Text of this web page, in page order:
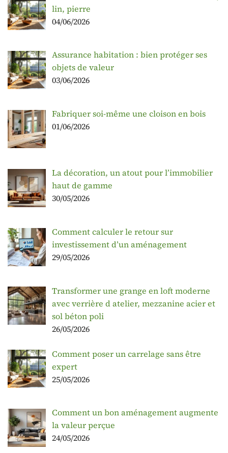
lin, pierre
04/06/2026
Assurance habitation : bien protéger ses
objets de valeur
03/06/2026
Fabriquer soi-même une cloison en bois
01/06/2026
La décoration, un atout pour l’immobilier
haut de gamme
30/05/2026
Comment calculer le retour sur
investissement d’un aménagement
29/05/2026
Transformer une grange en loft moderne
avec verrière d atelier, mezzanine acier et
sol béton poli
26/05/2026
Comment poser un carrelage sans être
expert
25/05/2026
Comment un bon aménagement augmente
la valeur perçue
24/05/2026